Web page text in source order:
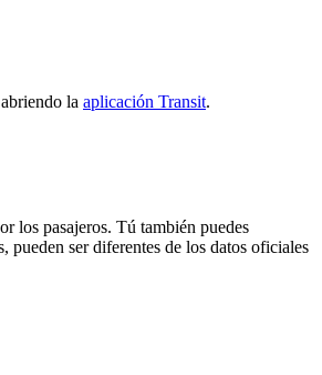
la aplicación Transit.
los pasajeros. Tú también puedes
pueden ser diferentes de los datos oficiales